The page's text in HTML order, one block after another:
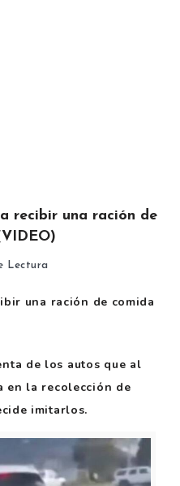
recibir una ración de
Lectura
una ración de comida
de los autos que al
en la recolección de
imitarlos.